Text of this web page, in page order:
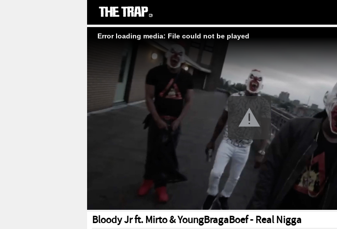
Error loading media: File could not be played
Bloody Jr ft. Mirto & YoungBragaBoef - Real Nigga